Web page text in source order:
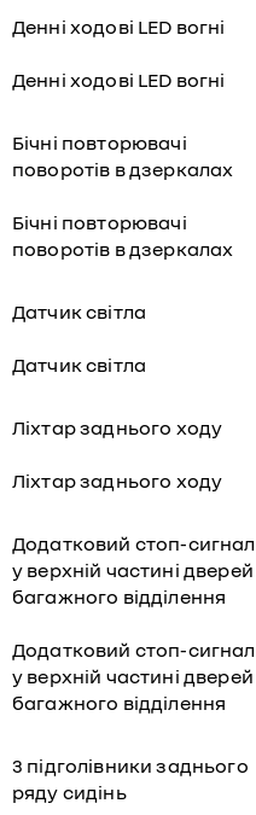
Денні ходові LED вогні
Денні ходові LED вогні
Бічні повторювачі
поворотів в дзеркалах
Бічні повторювачі
поворотів в дзеркалах
Датчик світла
Датчик світла
Ліхтар заднього ходу
Ліхтар заднього ходу
Додатковий стоп-сигнал
у верхній частині дверей
багажного відділення
Додатковий стоп-сигнал
у верхній частині дверей
багажного відділення
3 підголівники заднього
ряду сидінь